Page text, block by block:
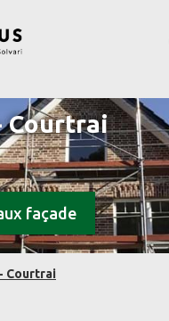
Courtrai
façade
Courtrai